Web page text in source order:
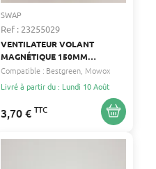
SWAP
Ref : 23255029
VENTILATEUR VOLANT
MAGNÉTIQUE 150MM
D'ORIGINE
Compatible : Bestgreen Mowox
Livré à partir du : Lundi 10 Août
3,70 € TTC